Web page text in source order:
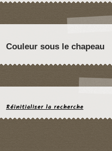
Couleur sous le chapeau
Réinitialiser la recherche